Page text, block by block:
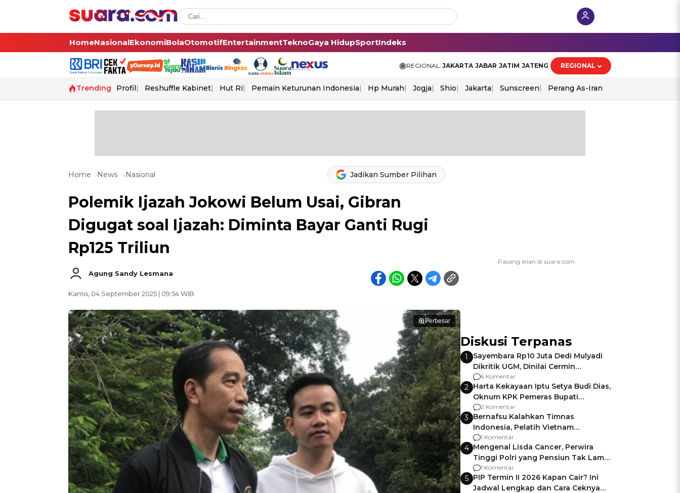
HomeNasionalEkonomiBolaOtomotifEntertainmentTeknoGaya HidupSportIndeks
REGIONAL: JAKARTA JABAR JATIM JATENG REGIONAL
Trending Profil Reshuffle Kabinet Hut Ri Pemain Keturunan Indonesia Hp Murah Jogja Shio Jakarta Sunscreen Perang As-Iran
Home News Nasional Jadikan Sumber Pilihan
Polemik Ijazah Jokowi Belum Usai, Gibran
Digugat soal Ijazah: Diminta Bayar Ganti Rugi
Rp125 Triliun
Agung Sandy Lesmana
Kamis, 04 September 2025 | 09:54 WIB
Perbesar
Diskusi Terpanas
1
Sayembara Rp10 Juta Dedi Mulyadi
Dikritik UGM, Dinilai Cermin
Gagalnya Negara Jamin Keamanan
6 Komentar
2 Harta Kekayaan Iptu Setya Budi Dias,
Oknum KPK Pemeras Bupati
Pemalang
2 Komentar
3 Bernafsu Kalahkan Timnas
Indonesia, Pelatih Vietnam
Berencana Pakai Jimat di Pakansari
1 Komentar
4 Mengenal Lisda Cancer, Perwira
Tinggi Polri yang Pensiun Tak Lama
Usai Jadi Brigjen
1 Komentar
5 PIP Termin II 2026 Kapan Cair? Ini
Jadwal Lengkap dan Cara Ceknya